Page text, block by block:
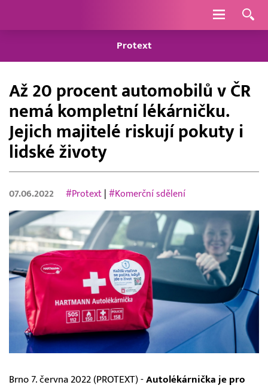
Navigace
Protext
Až 20 procent automobilů v ČR
nemá kompletní lékárničku.
Jejich majitelé riskují pokuty i
lidské životy
07.06.2022 #Protext |#Komerční sdělení
Brno 7. června 2022 (PROTEXT) - Autolékárnička je pro